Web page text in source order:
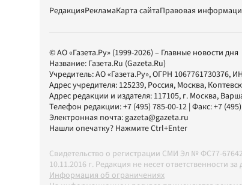
РедакцияРекламаКарта сайтаПравовая
© АО «Газета.Ру» (1999-2026) – Главные новости дня
Название: Газета.Ru (Gazeta.Ru)
Учредитель:АО «Газета.Ру», ОГРН 1067761730376,
Адрес учредителя: 125239, Россия, Москва,
Адрес редакции и издателя: 117105, г. Москва,
Телефон редакции:+7 (495) 785-00-12 | Факс:+7
Электронная почта:gazeta@gazeta.ru
Нашли опечатку? Нажмите Ctrl+Enter
Свидетельство о регистрации СМИ Эл № ФС77-
10.11.2016 г. Редакция не несет
Информация об ограничениях